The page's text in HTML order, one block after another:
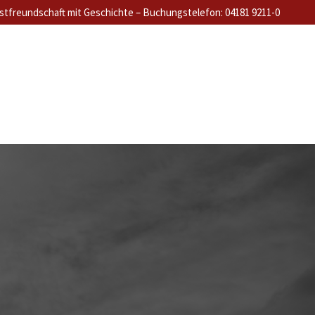
mit Geschichte – Buchungstelefon: 04181 9211-0